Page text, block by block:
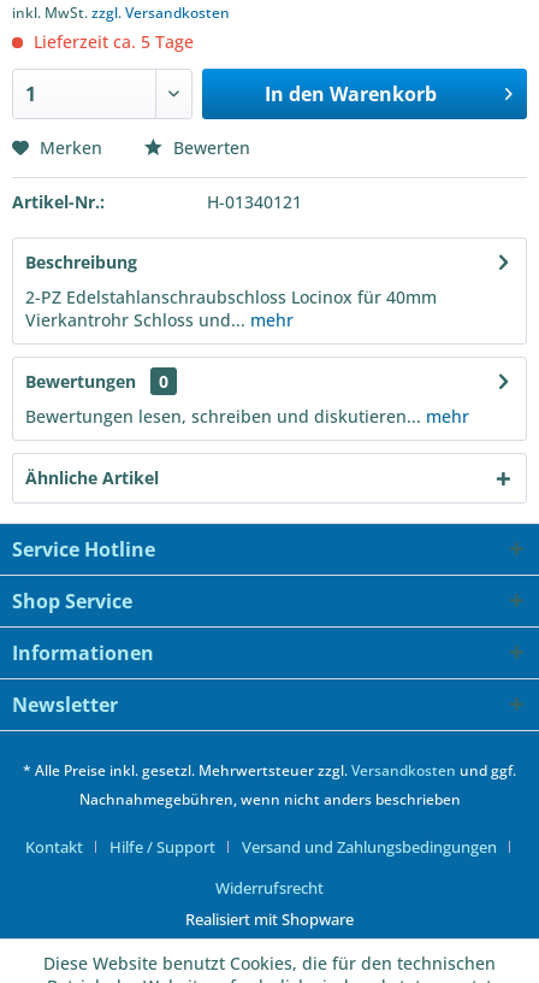
inkl. MwSt.zzgl. Versandkosten
Lieferzeit ca. 5 Tage
In den Warenkorb
Merken Bewerten
Artikel-Nr.: H-01340121
Beschreibung
2-PZ Edelstahlanschraubschloss Locinox für 40mm
Vierkantrohr Schloss und... mehr
Bewertungen
0
Bewertungen lesen, schreiben und diskutieren... mehr
Ähnliche Artikel
Service Hotline
Shop Service
Informationen
Newsletter
* Alle Preise inkl. gesetzl. Mehrwertsteuer zzgl.Versandkosten und ggf.
Nachnahmegebühren, wenn nicht anders beschrieben
Kontakt Hilfe / Support
Versand und Zahlungsbedingungen
Widerrufsrecht
Realisiert mit Shopware
Diese Website benutzt Cookies, die für den technischen